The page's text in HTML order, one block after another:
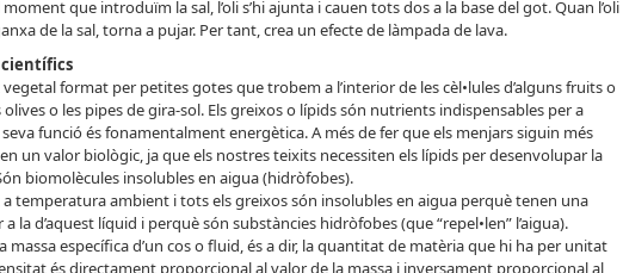
moment que introduïm la sal, l’oli s’hi ajunta i cauen tots dos a la base del got. Quan l’oli
de la sal, torna a pujar. Per tant, crea un efecte de làmpada de lava.
científics
vegetal format per petites gotes que trobem a l’interior de les cèl•lules d’alguns fruits o
olives o les pipes de gira-sol. Els greixos o lípids són nutrients indispensables per a
seva funció és fonamentalment energètica. A més de fer que els menjars siguin més
un valor biològic, ja que els nostres teixits necessiten els lípids per desenvolupar la
biomolècules insolubles en aigua (hidròfobes).
a temperatura ambient i tots els greixos són insolubles en aigua perquè tenen una
la d’aquest líquid i perquè són substàncies hidròfobes (que “repel•len” l’aigua).
massa específica d’un cos o fluid, és a dir, la quantitat de matèria que hi ha per unitat
és directament proporcional al valor de la massa i inversament proporcional al